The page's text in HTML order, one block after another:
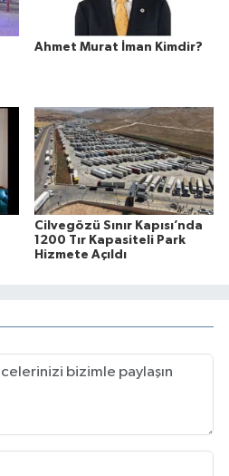
Ahmet Murat İman Kimdir?
Cilvegözü Sınır Kapısı’nda
1200 Tır Kapasiteli Park
Hizmete Açıldı